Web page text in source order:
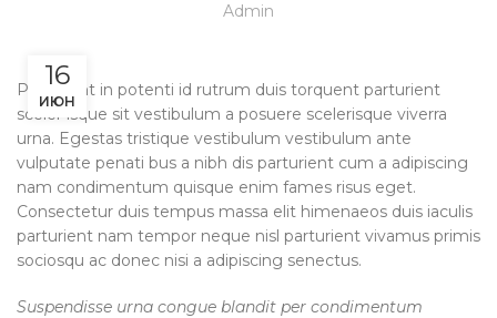
Admin
16
ИЮН
Parturient in potenti id rutrum duis torquent parturient
sceler isque sit vestibulum a posuere scelerisque viverra
urna. Egestas tristique vestibulum vestibulum ante
vulputate penati bus a nibh dis parturient cum a adipiscing
nam condimentum quisque enim fames risus eget.
Consectetur duis tempus massa elit himenaeos duis iaculis
parturient nam tempor neque nisl parturient vivamus primis
sociosqu ac donec nisi a adipiscing senectus.
Suspendisse urna congue blandit per condimentum